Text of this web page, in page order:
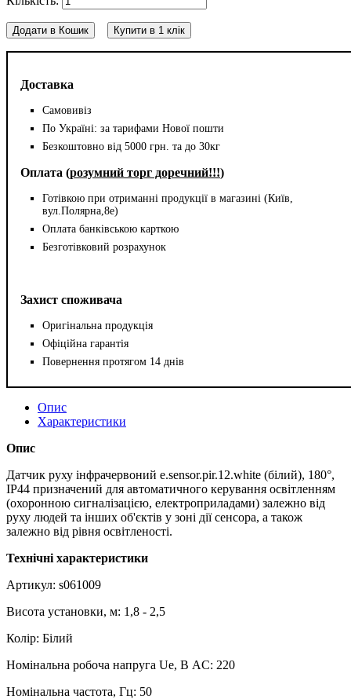
Доставка
Самовивіз
По Україні: за тарифами Нової пошти
Безкоштовно від 5000 грн. та до 30кг
Оплата (розумний торг доречний!!!)
Готівкою при отриманні продукції в магазині (Київ,
вул.Полярна,8е)
Оплата банківською карткою
Безготівковий розрахунок
Захист споживача
Оригінальна продукція
Офіційна гарантія
Повернення протягом 14 днів
Додати в Кошик Купити в 1 клік
Опис
Характеристики
Опис
Датчик руху інфрачервоний e.sensor.pir.12.white (білий), 180°,
IP44 призначений для автоматичного керування освітленням
(охоронною сигналізацією, електроприладами) залежно від
руху людей та інших об'єктів у зоні дії сенсора, а також
залежно від рівня освітленості.
Технічні характеристики
Артикул: s061009
Висота установки, м: 1,8 - 2,5
Колір: Білий
Номінальна робоча напруга Ue, В AC: 220
Номінальна частота, Гц: 50